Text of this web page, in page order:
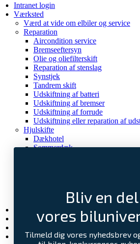
Intranet login
Værksted
Værd at vide om elbiler og service
Reparation
Aircondition service
Bremseeftersyn
Olie og oliefilterskift
Reparation af stenslag
Synstjek
Tandrem skift
Udskiftning af batteri
Udskiftning af bremser
Udskiftning af forrude
Udskiftning eller reparation af
Hjulskifte
Dækhotel
Sommerdæk
CarPeople Værkstedskort
Undervognsbehandling
Artikler
Kontakt os
Bliv en
vores
Tilmeld dig vores nyhedsbrev